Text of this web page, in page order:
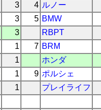
3 4 ルノー
3 5 BMW
3 RBPT
1 7 BRM
1 ホンダ
1 9 ポルシェ
1 プレイライフ